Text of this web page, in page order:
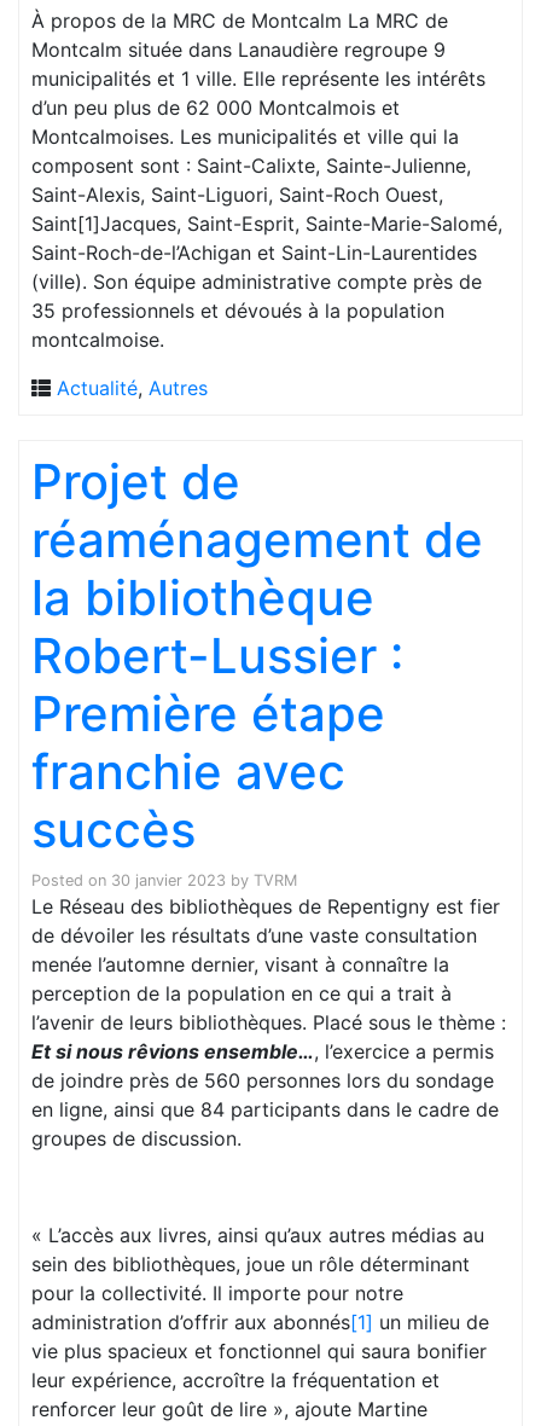
À propos de la MRC de Montcalm La MRC de
Montcalm située dans Lanaudière regroupe 9
municipalités et 1 ville. Elle représente les intérêts
d’un peu plus de 62 000 Montcalmois et
Montcalmoises. Les municipalités et ville qui la
composent sont : Saint-Calixte, Sainte-Julienne,
Saint-Alexis, Saint-Liguori, Saint-Roch Ouest,
Saint[1]Jacques, Saint-Esprit, Sainte-Marie-Salomé,
Saint-Roch-de-l’Achigan et Saint-Lin-Laurentides
(ville). Son équipe administrative compte près de
35 professionnels et dévoués à la population
montcalmoise.
Actualité, Autres
Projet de
réaménagement de
la bibliothèque
Robert-Lussier :
Première étape
franchie avec
succès
Posted on 30 janvier 2023 by TVRM
Le Réseau des bibliothèques de Repentigny est fier
de dévoiler les résultats d’une vaste consultation
menée l’automne dernier, visant à connaître la
perception de la population en ce qui a trait à
l’avenir de leurs bibliothèques. Placé sous le thème :
Et si nous rêvions ensemble…, l’exercice a permis
de joindre près de 560 personnes lors du sondage
en ligne, ainsi que 84 participants dans le cadre de
groupes de discussion.
« L’accès aux livres, ainsi qu’aux autres médias au
sein des bibliothèques, joue un rôle déterminant
pour la collectivité. Il importe pour notre
administration d’offrir aux abonnés[1] un milieu de
vie plus spacieux et fonctionnel qui saura bonifier
leur expérience, accroître la fréquentation et
renforcer leur goût de lire », ajoute Martine